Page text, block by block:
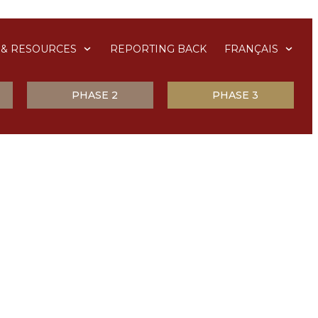
RESOURCES REPORTING BACK FRANÇAIS
PHASE 2 PHASE 3